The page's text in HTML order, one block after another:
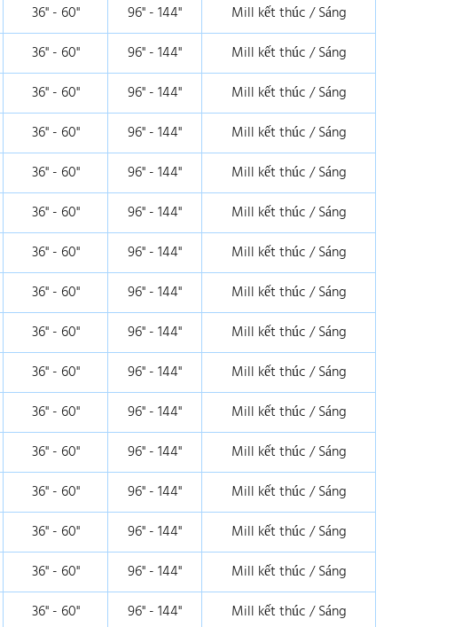
36" - 60" 96" - 144"
Mill kết thúc / Sáng
36" - 60" 96" - 144"
Mill kết thúc / Sáng
36" - 60" 96" - 144"
Mill kết thúc / Sáng
36" - 60" 96" - 144"
Mill kết thúc / Sáng
36" - 60" 96" - 144"
Mill kết thúc / Sáng
36" - 60" 96" - 144"
Mill kết thúc / Sáng
36" - 60" 96" - 144"
Mill kết thúc / Sáng
36" - 60" 96" - 144"
Mill kết thúc / Sáng
36" - 60" 96" - 144"
Mill kết thúc / Sáng
36" - 60" 96" - 144"
Mill kết thúc / Sáng
36" - 60" 96" - 144"
Mill kết thúc / Sáng
36" - 60" 96" - 144"
Mill kết thúc / Sáng
36" - 60" 96" - 144"
Mill kết thúc / Sáng
36" - 60" 96" - 144"
Mill kết thúc / Sáng
36" - 60" 96" - 144"
Mill kết thúc / Sáng
36" - 60" 96" - 144" Mill kết thúc / Sáng